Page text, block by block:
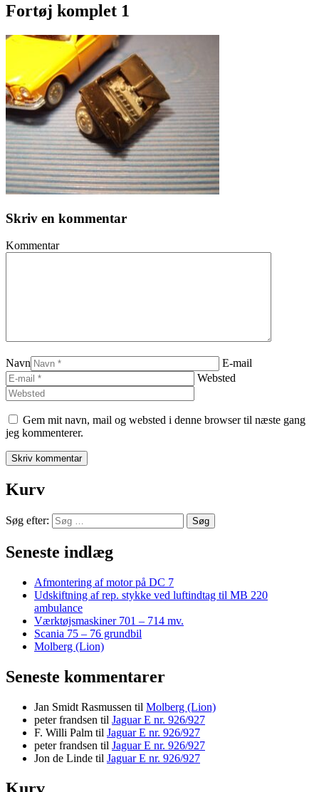
Fortøj komplet 1
Skriv en kommentar
Kommentar
Navn
E-mail
Websted
Gem mit navn, mail og websted i denne browser til næste gang
jeg kommenterer.
Kurv
Søg efter:
Seneste indlæg
Afmontering af motor på DC 7
Udskiftning af rep. stykke ved luftindtag til MB 220
ambulance
Værktøjsmaskiner 701 – 714 mv.
Scania 75 – 76 grundbil
Molberg (Lion)
Seneste kommentarer
Jan Smidt Rasmussen til Molberg (Lion)
peter frandsen til Jaguar E nr. 926/927
F. Willi Palm til Jaguar E nr. 926/927
peter frandsen til Jaguar E nr. 926/927
Jon de Linde til Jaguar E nr. 926/927
Kurv